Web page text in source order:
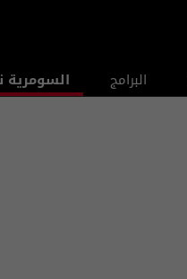
البرامج السومرية